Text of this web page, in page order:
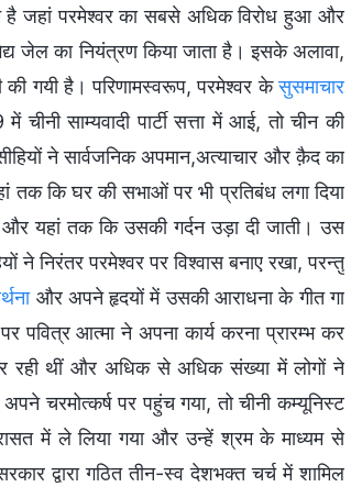
है जहां परमेश्वर का सबसे अधिक विरोध हुआ और
जेल का नियंत्रण किया जाता है। इसके अलावा,
की गयी है। परिणामस्वरूप, परमेश्वर केसुसमाचार
साम्यवादी पार्टी सत्ता में आई, तो चीन की
ने सार्वजनिक अपमान,अत्याचार और क़ैद का
तक कि घर की सभाओं पर भी प्रतिबंध लगा दिया
यहां तक कि उसकी गर्दन उड़ा दी जाती। उस
ने निरंतर परमेश्वर पर विश्वास बनाए रखा, परन्तु
और अपने हृदयों में उसकी आराधना के गीत गा
आत्मा ने अपना कार्य करना प्रारम्भ कर
रही थीं और अधिक से अधिक संख्या में लोगों ने
चरमोत्कर्ष पर पहुंच गया, तो चीनी कम्यूनिस्ट
में ले लिया गया और उन्हें श्रम के माध्यम से
द्वारा गठित तीन-स्व देशभक्त चर्च में शामिल